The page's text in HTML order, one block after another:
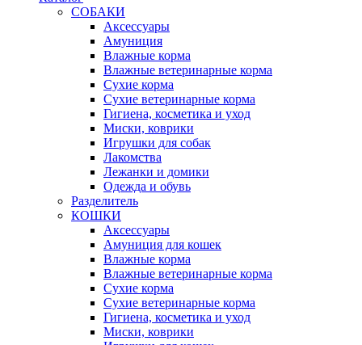
СОБАКИ
Аксессуары
Амуниция
Влажные корма
Влажные ветеринарные корма
Сухие корма
Сухие ветеринарные корма
Гигиена, косметика и уход
Миски, коврики
Игрушки для собак
Лакомства
Лежанки и домики
Одежда и обувь
Разделитель
КОШКИ
Аксессуары
Амуниция для кошек
Влажные корма
Влажные ветеринарные корма
Сухие корма
Сухие ветеринарные корма
Гигиена, косметика и уход
Миски, коврики